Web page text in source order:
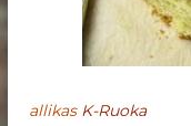
allikas K-Ruoka